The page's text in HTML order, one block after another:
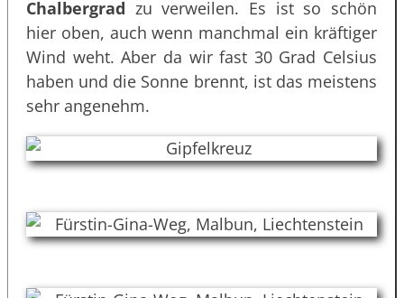
Chalbergrad zu verweilen. Es ist so schön
hier oben, auch wenn manchmal ein kräftiger
Wind weht. Aber da wir fast 30 Grad Celsius
haben und die Sonne brennt, ist das meistens
sehr angenehm.